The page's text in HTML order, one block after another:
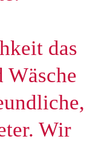
das
Wäsche
Wir